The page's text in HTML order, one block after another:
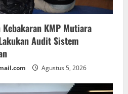
KMP Mutiara
Audit Sistem
Agustus 5, 2026